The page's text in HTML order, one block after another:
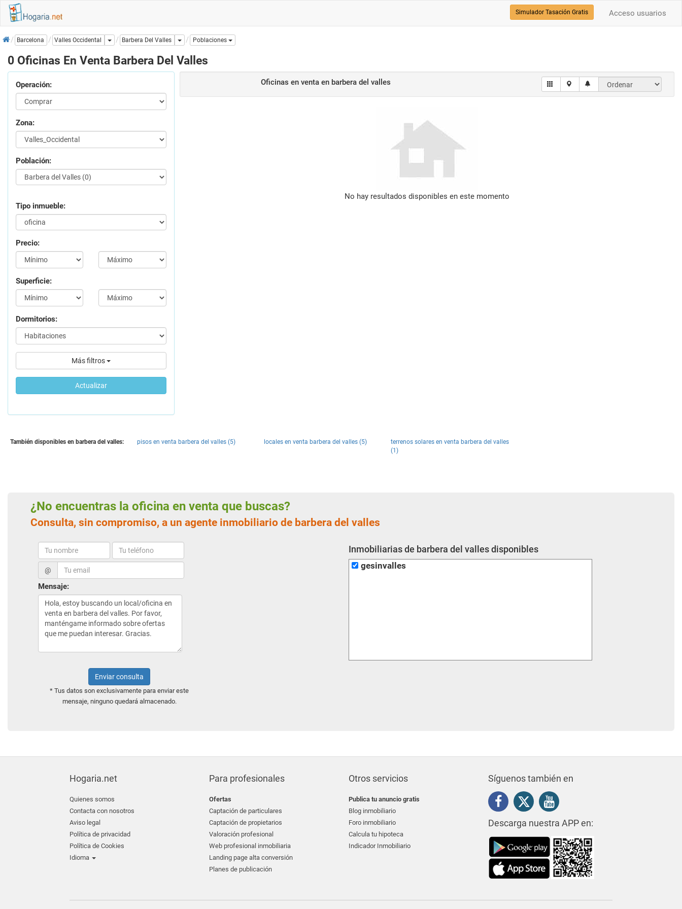
Acceso usuarios
Simulador Tasación Gratis
InicioBarcelona Valles Occidental Dropdown
Barbera Del Valles Dropdown
Poblaciones
0 Oficinas En Venta Barbera Del Valles
Operación:
Zona:
Población:
Tipo inmueble:
Precio:
Superficie:
Dormitorios:
Más filtros
Actualizar
Oficinas en venta en barbera del valles
No hay resultados disponibles en este momento
También disponibles en barbera del valles: pisos en venta barbera del valles (5) locales en venta barbera del valles (5)
terrenos solares en venta barbera del valles
(1)
¿No encuentras la oficina en venta que buscas?
Consulta, sin compromiso, a un agente inmobiliario de barbera del valles
@
Mensaje:
Enviar consulta
* Tus datos son exclusivamente para enviar este
mensaje, ninguno quedará almacenado.
Inmobiliarias de barbera del valles disponibles
gesinvalles
Hogaria.net
Quienes somos
Contacta con nosotros
Aviso legal
Política de privacidad
Política de Cookies
Idioma
Para profesionales
Ofertas
Captación de particulares
Captación de propietarios
Valoración profesional
Web profesional inmobiliaria
Landing page alta conversión
Planes de publicación
Otros servicios
Publica tu anuncio gratis
Blog inmobiliario
Foro inmobiliario
Calcula tu hipoteca
Indicador Inmobiliario
Síguenos también en
Descarga nuestra APP en: